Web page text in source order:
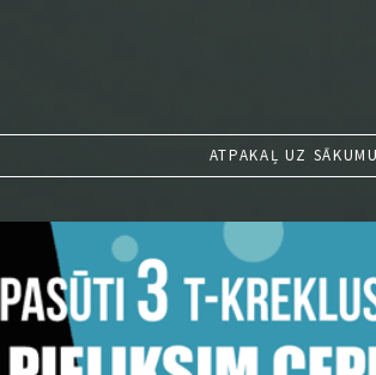
ATPAKAĻ UZ SĀKUMU